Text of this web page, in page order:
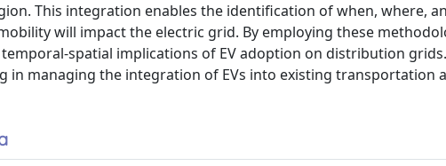
This integration enables the identification of when, where,
will impact the electric grid. By employing these
spatial implications of EV adoption on distribution
managing the integration of EVs into existing transportation